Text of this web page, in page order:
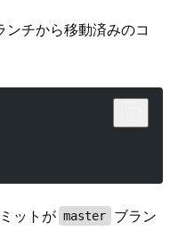
ンチから移動済みのコ
ットが master
ブラン